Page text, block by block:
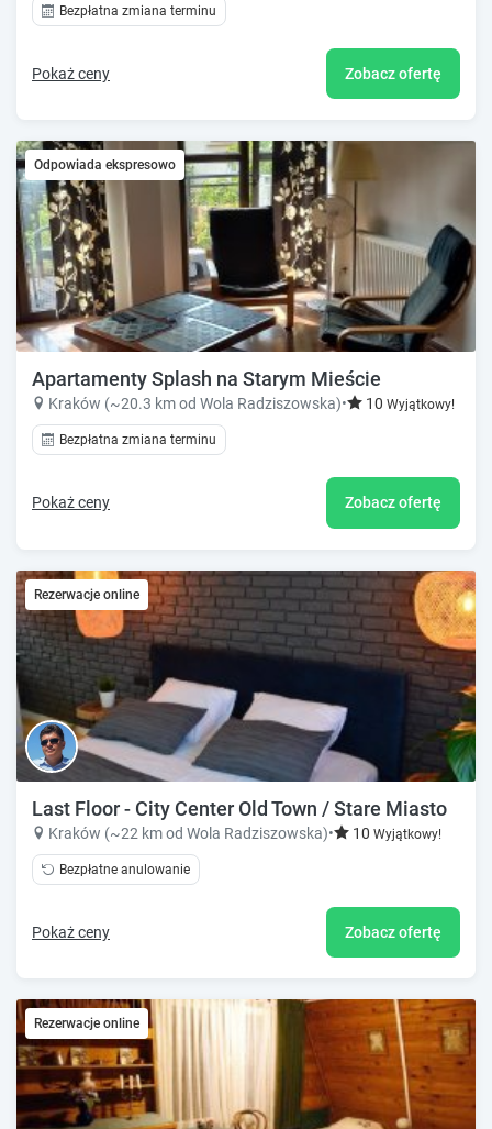
Bezpłatna zmiana terminu
Pokaż ceny Zobacz ofertę
Odpowiada ekspresowo
Apartamenty Splash na Starym Mieście
Kraków (~20.3 km od Wola Radziszowska)• 10 Wyjątkowy!
Bezpłatna zmiana terminu
Pokaż ceny Zobacz ofertę
Rezerwacje online
Last Floor - City Center Old Town / Stare Miasto
Kraków (~22 km od Wola Radziszowska)• 10 Wyjątkowy!
Bezpłatne anulowanie
Pokaż ceny Zobacz ofertę
Rezerwacje online